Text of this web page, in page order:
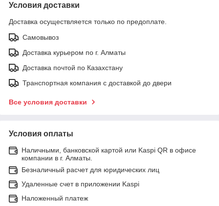
Условия доставки
Доставка осуществляется только по предоплате.
Самовывоз
Доставка курьером по г. Алматы
Доставка почтой по Казахстану
Транспортная компания с доставкой до двери
Все условия доставки
Условия оплаты
Наличными, банковской картой или Kaspi QR в офисе
компании в г. Алматы.
Безналичный расчет для юридических лиц
Удаленные счет в приложении Kaspi
Наложенный платеж